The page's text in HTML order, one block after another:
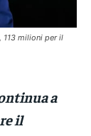
113 milioni per il
a
il